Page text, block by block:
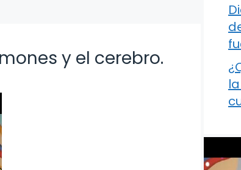
y el cerebro.